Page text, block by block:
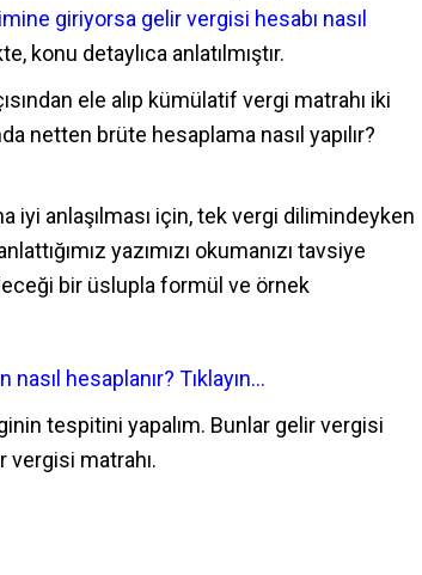
giriyorsa gelir vergisi hesabı nasıl
konu detaylıca anlatılmıştır.
ele alıp kümülatif vergi matrahı iki
netten brüte hesaplama nasıl yapılır?
iyi anlaşılması için, tek vergi dilimindeyken
yazımızı okumanızı tavsiye
bir üslupla formül ve örnek
hesaplanır? Tıklayın…
tespitini yapalım. Bunlar gelir vergisi
matrahı.